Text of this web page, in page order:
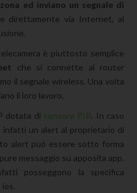
ed inviano un segnale di
direttamente via Internet, al
è piuttosto semplice
che si connette al router
il segnale wireless. Una volta
il loro lavoro.
dotata di sensore PIR. In caso
infatti un alert al proprietario di
alert può essere sotto forma
messaggio su apposita app.
posseggono la specifica